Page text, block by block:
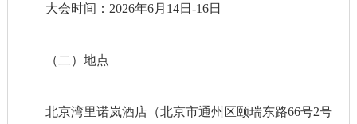
大会时间：2026年6月14日-16日
（二）地点
北京湾里诺岚酒店（北京市通州区颐瑞东路66号2号